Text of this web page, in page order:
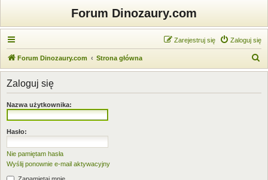
Forum Dinozaury.com
Zaloguj się
Zarejestruj się
Forum Dinozaury.com Strona główna
z
Zaloguj się
Nazwa użytkownika:
Hasło:
Nie pamiętam hasła
Wyślij ponownie e-mail aktywacyjny